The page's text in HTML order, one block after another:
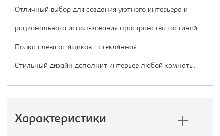
Отличный выбор для создания уютного интерьера и
рационального использования пространства гостиной.
Полка слева от ящиков –стеклянная.
Стильный дизайн дополнит интерьер любой комнаты.
Характеристики